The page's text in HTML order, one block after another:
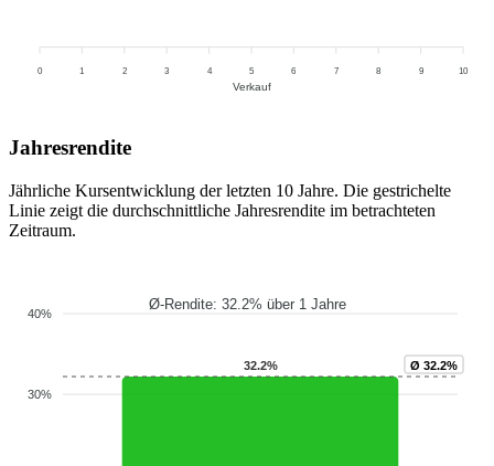
0 1 2 3 4 5 6 7 8 9 10
Verkauf
Jahresrendite
Jährliche Kursentwicklung der letzten 10 Jahre. Die gestrichelte
Linie zeigt die durchschnittliche Jahresrendite im betrachteten
Zeitraum.
Ø-Rendite: 32.2% über 1 Jahre
40%
30%
32.2% Ø 32.2%